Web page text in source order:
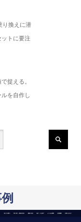
り換えに潜
トに要注
捉える。
を自作し